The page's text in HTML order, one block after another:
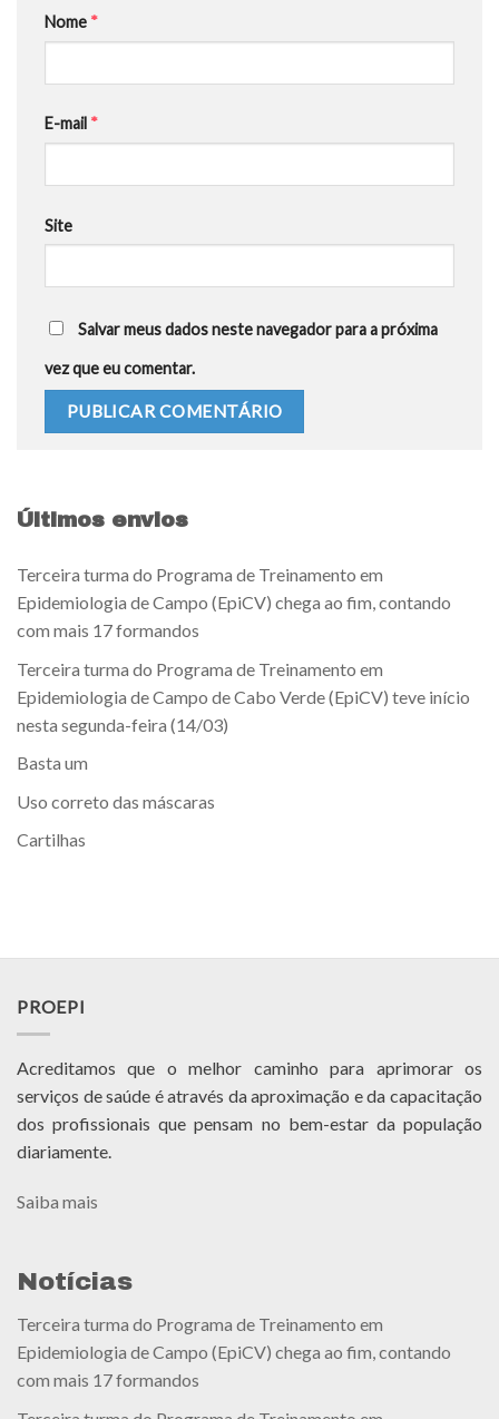
Nome *
E-mail *
Site
Salvar meus dados neste navegador para a próxima
vez que eu comentar.
Últimos envios
Terceira turma do Programa de Treinamento em
Epidemiologia de Campo (EpiCV) chega ao fim, contando
com mais 17 formandos
Terceira turma do Programa de Treinamento em
Epidemiologia de Campo de Cabo Verde (EpiCV) teve início
nesta segunda-feira (14/03)
Basta um
Uso correto das máscaras
Cartilhas
PROEPI
Acreditamos que o melhor caminho para aprimorar os
serviços de saúde é através da aproximação e da capacitação
dos profissionais que pensam no bem-estar da população
diariamente.
Saiba mais
Notícias
Terceira turma do Programa de Treinamento em
Epidemiologia de Campo (EpiCV) chega ao fim, contando
com mais 17 formandos